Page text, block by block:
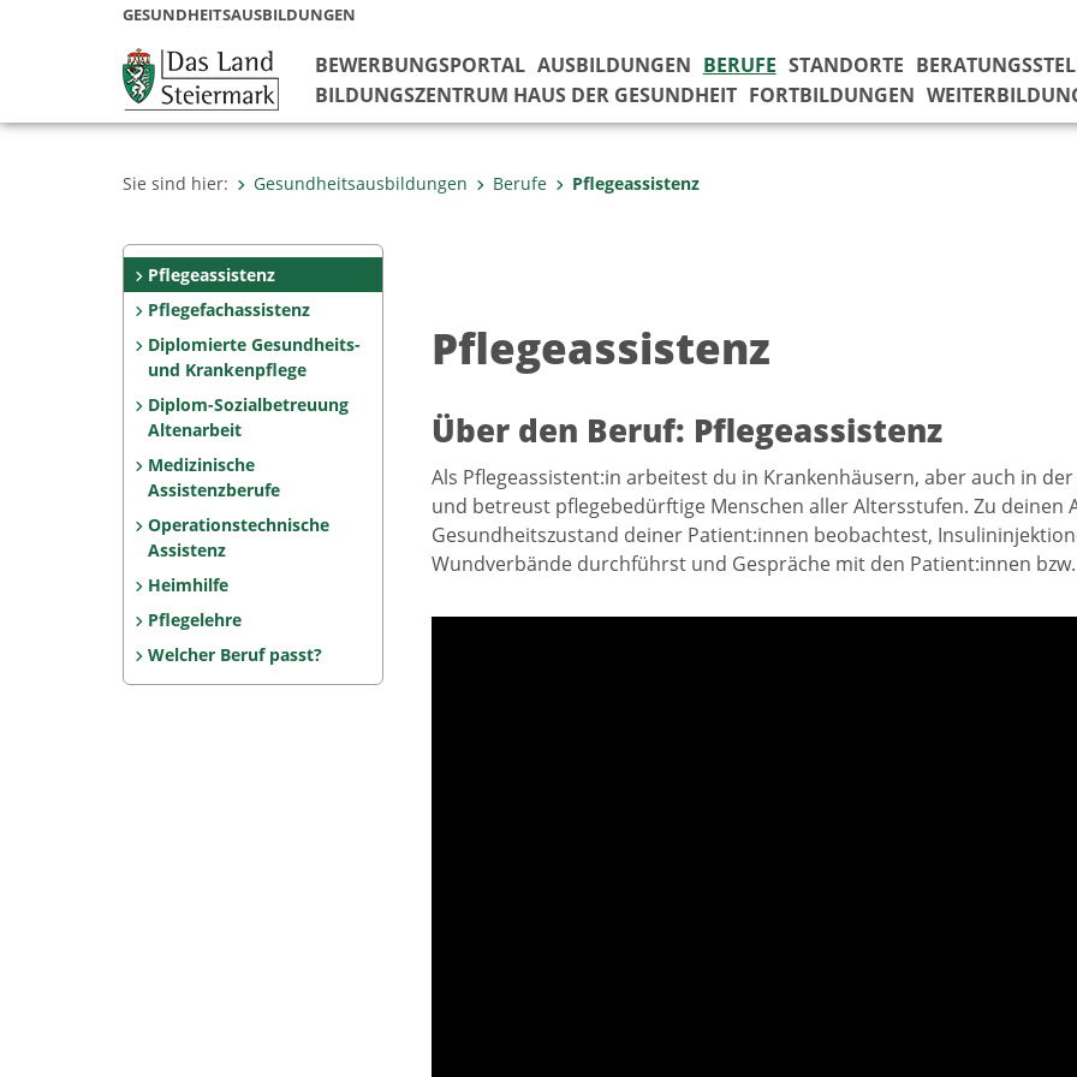
GESUNDHEITSAUSBILDUNGEN
BEWERBUNGSPORTAL AUSBILDUNGEN BERUFE STANDORTE
BILDUNGSZENTRUM HAUS DER GESUNDHEIT FORTBILDUNGEN
Sie sind hier: Gesundheitsausbildungen Berufe Pflegeassistenz
Pflegeassistenz
Pflegefachassistenz
Diplomierte Gesundheits-
und Krankenpflege
Diplom-Sozialbetreuung
Altenarbeit
Medizinische
Assistenzberufe
Operationstechnische
Assistenz
Heimhilfe
Pflegelehre
Welcher Beruf passt?
Pflegeassistenz
Über den Beruf: Pflegeassistenz
Als Pflegeassistent:in arbeitest du in Krankenhäusern, aber auch in
und betreust pflegebedürftige Menschen aller Altersstufen. Zu deinen
Gesundheitszustand deiner Patient:innen beobachtest,
Wundverbände durchführst und Gespräche mit den Patient:innen